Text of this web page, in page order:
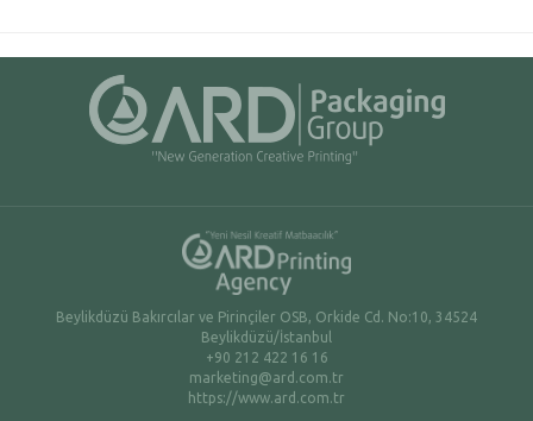
Beylikdüzü Bakırcılar ve Pirinçiler OSB, Orkide Cd. No:10, 34524
Beylikdüzü/İstanbul
+90 212 422 16 16
marketing@ard.com.tr
https://www.ard.com.tr